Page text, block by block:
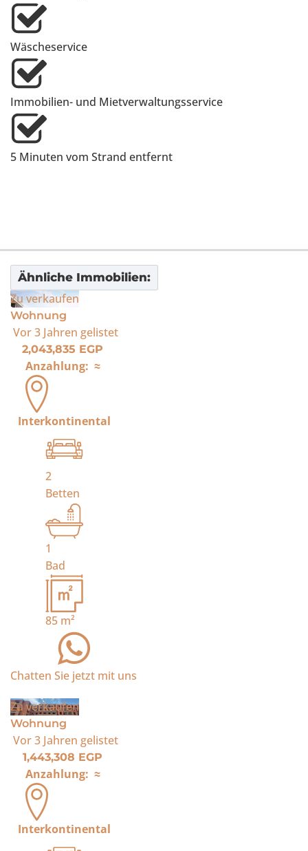
Wäscheservice
Immobilien- und Mietverwaltungsservice
5 Minuten vom Strand entfernt
Ähnliche Immobilien:
Zu verkaufen
Wohnung
Vor 3 Jahren gelistet
2,043,835 EGP
Anzahlung: ≈
Interkontinental
2
Betten
1
Bad
85 m²
Chatten Sie jetzt mit uns
Zu verkaufen
Wohnung
Vor 3 Jahren gelistet
1,443,308 EGP
Anzahlung: ≈
Interkontinental